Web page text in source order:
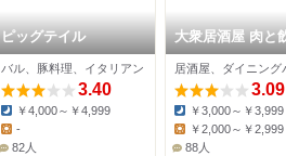
ピッグテイル
バル、豚料理、イタリアン
3.40
Dinner:
￥4,000～￥4,999
Lunch:
-
82人
大衆居酒屋 肉と
放題を個室で優
東京小町 水道橋
3.09
Dinner:
￥3,000～￥3,999
Lunch:
￥2,000～￥2,999
88人